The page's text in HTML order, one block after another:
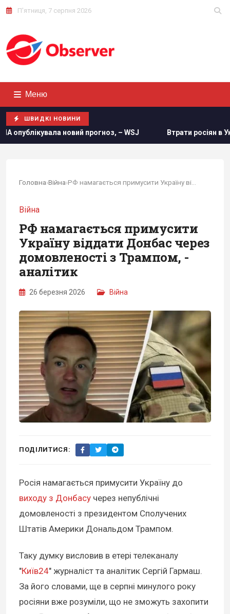
П'ятниця, 7 серпня 2026
Меню
ШВИДКІ НОВИНИ
прогноз, – WSJ Втрати росіян в Україні сягнули
Головна›Війна›
Війна
РФ намагається примусити
Україну віддати Донбас через
домовленості з Трампом, -
аналітик
26 березня 2026 Війна
ПОДІЛИТИСЯ:
Росія намагається примусити Україну до
виходу з Донбасу через непублічні
домовленості з президентом Сполучених
Штатів Америки Дональдом Трампом.
Таку думку висловив в етері телеканалу
"Київ24" журналіст та аналітик Сергій Гармаш.
За його словами, ще в серпні минулого року
росіяни вже розуміли, що не зможуть захопити